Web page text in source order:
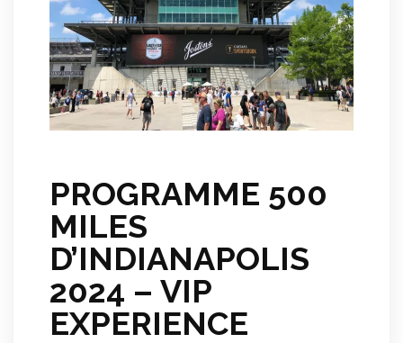
PROGRAMME 500
MILES
D’INDIANAPOLIS
2024 – VIP
EXPERIENCE